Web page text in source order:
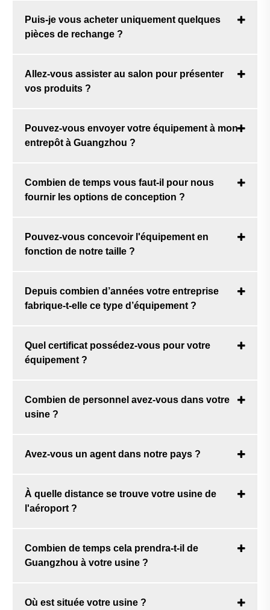
Puis-je vous acheter uniquement quelques
pièces de rechange ?
Allez-vous assister au salon pour présenter
vos produits ?
Pouvez-vous envoyer votre équipement à mon
entrepôt à Guangzhou ?
Combien de temps vous faut-il pour nous
fournir les options de conception ?
Pouvez-vous concevoir l'équipement en
fonction de notre taille ?
Depuis combien d’années votre entreprise
fabrique-t-elle ce type d’équipement ?
Quel certificat possédez-vous pour votre
équipement ?
Combien de personnel avez-vous dans votre
usine ?
Avez-vous un agent dans notre pays ?
À quelle distance se trouve votre usine de
l'aéroport ?
Combien de temps cela prendra-t-il de
Guangzhou à votre usine ?
Où est située votre usine ?